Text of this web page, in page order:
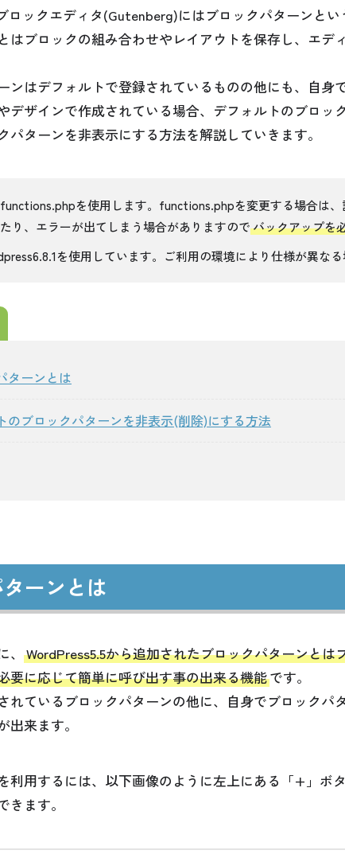
ロックエディタ(Gutenberg)にはブロックパターンとい
はブロックの組み合わせやレイアウトを保存し、エデ
ンはデフォルトで登録されているものの他にも、自身
デザインで作成されている場合、デフォルトのブロッ
パターンを非表示にする方法を解説していきます。
を使用します。functions.phpを変更する場合は、
り、エラーが出てしまう場合がありますのでバックアップを
を使用しています。ご利用の環境により仕様が異なる
ターンとは
のブロックパターンを非表示(削除)にする方法
ーンとは
WordPress5.5から追加されたブロックパターンと
要に応じて簡単に呼び出す事の出来る機能です。
れているブロックパターンの他に、自身でブロックパ
出来ます。
利用するには、以下画像のように左上にある「+」ボ
ます。